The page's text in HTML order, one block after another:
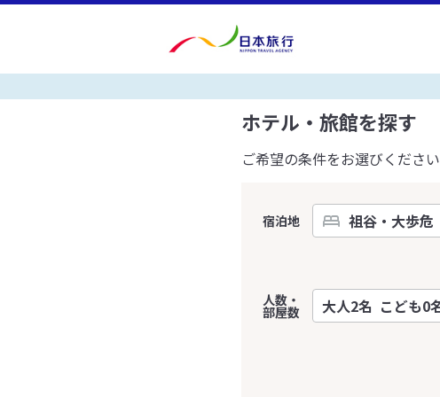
ホテル・旅館を探す
ご希望の条件をお選びください
宿泊地
人数・
部屋数